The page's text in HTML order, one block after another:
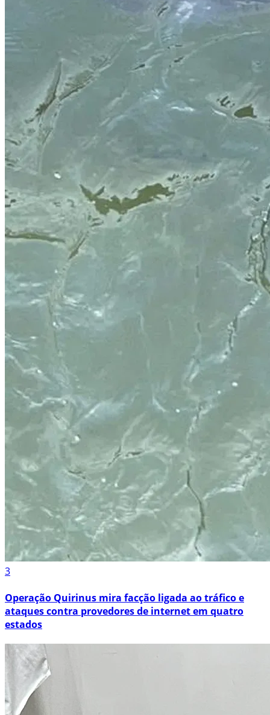
3
Operação Quirinus mira facção ligada ao tráfico e
ataques contra provedores de internet em quatro
estados